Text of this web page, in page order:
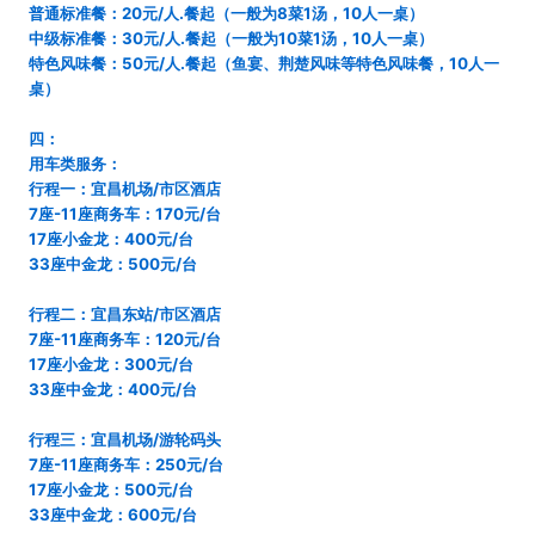
普通标准餐：20元/人.餐起（一般为8菜1汤，10人一桌）
中级标准餐：30元/人.餐起（一般为10菜1汤，10人一桌）
特色风味餐：50元/人.餐起（鱼宴、荆楚风味等特色风味餐，10人一
桌）
四：
用车类服务：
行程一：宜昌机场/市区酒店
7座-11座商务车：170元/台
17座小金龙：400元/台
33座中金龙：500元/台
行程二：宜昌东站/市区酒店
7座-11座商务车：120元/台
17座小金龙：300元/台
33座中金龙：400元/台
行程三：宜昌机场/游轮码头
7座-11座商务车：250元/台
17座小金龙：500元/台
33座中金龙：600元/台